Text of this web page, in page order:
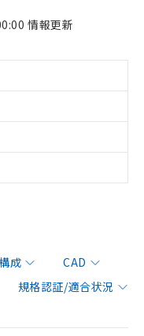
情報更新
成
CAD
規格認証/適合状況